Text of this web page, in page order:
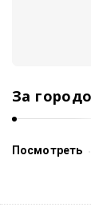
За
Посмотреть